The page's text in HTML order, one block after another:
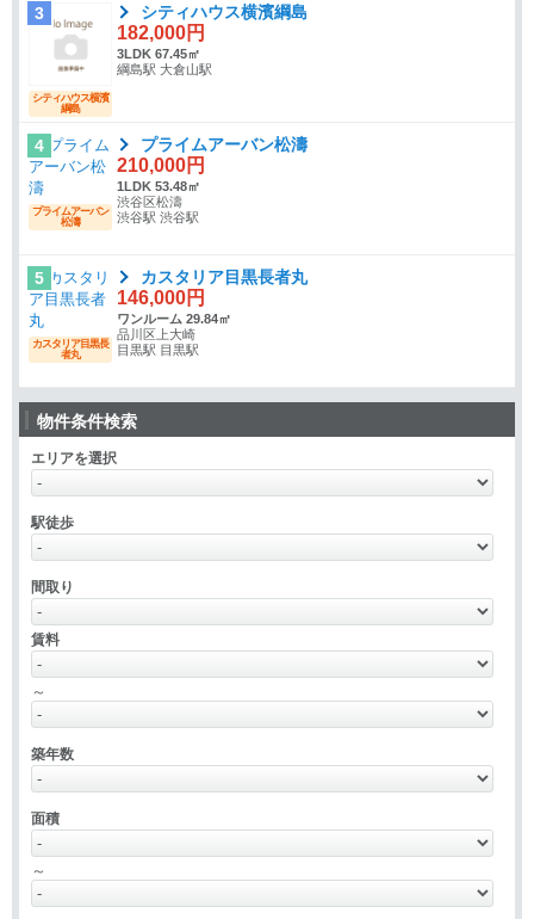
3
シティハウス横濱
綱島
シティハウス横濱綱島
182,000円
3LDK 67.45㎡
綱島駅 大倉山駅
4
プライムアーバン
松濤
プライムアーバン松濤
210,000円
1LDK 53.48㎡
渋谷区松濤
渋谷駅 渋谷駅
5
カスタリア目黒長
者丸
カスタリア目黒長者丸
146,000円
ワンルーム 29.84㎡
品川区上大崎
目黒駅 目黒駅
物件条件検索
エリアを選択
駅徒歩
間取り
賃料
～
築年数
面積
～